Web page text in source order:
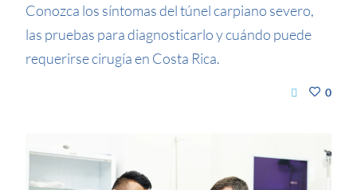
Conozca los síntomas del túnel carpiano severo,
las pruebas para diagnosticarlo y cuándo puede
requerirse cirugía en Costa Rica.
0